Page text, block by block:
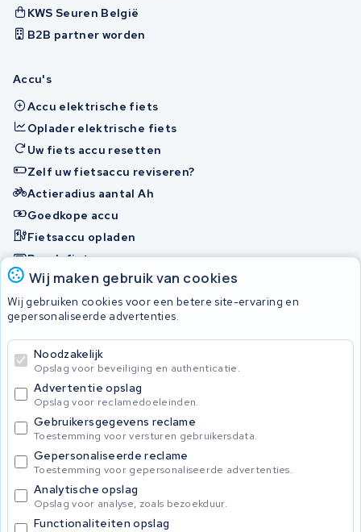
Wij maken gebruik van cookies
Wij gebruiken cookies voor een betere site-ervaring en
gepersonaliseerde advertenties.
Noodzakelijk
Opslag voor beveiliging en authenticatie.
Advertentie opslag
Opslag voor reclamedoeleinden.
Gebruikersgegevens reclame
Toestemming voor versturen gebruikersdata.
Gepersonaliseerde reclame
Toestemming voor gepersonaliseerde advertenties.
Analytische opslag
Opslag voor analyse, zoals bezoekduur.
Functionaliteiten opslag
KWS Seuren België
B2B partner worden
Accu's
Accu elektrische fiets
Oplader elektrische fiets
Uw fiets accu resetten
Zelf uw fietsaccu reviseren?
Actieradius aantal Ah
Goedkope accu
Fietsaccu opladen
Bosch fietsaccu
Nakijken en contact opnemen
Onherstelbaar
© 2026 KWS Seuren
Algemene Voorwaarden
Privacybeleid